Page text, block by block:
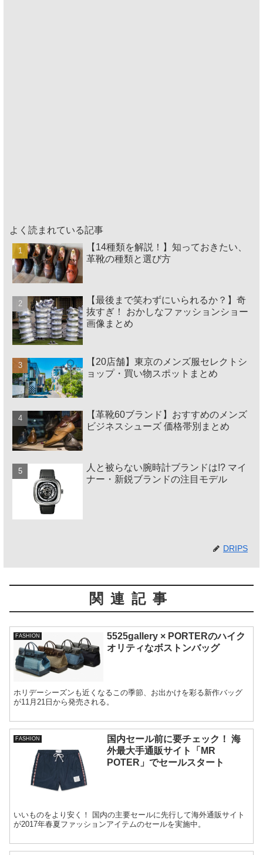
よく読まれている記事
【14種類を解説！】知っておきたい、
革靴の種類と選び方
【最後まで笑わずにいられるか？】奇
抜すぎ！ おかしなファッションショー
画像まとめ
【20店舗】東京のメンズ服セレクトシ
ョップ・買い物スポットまとめ
【革靴60ブランド】おすすめのメンズ
ビジネスシューズ 価格帯別まとめ
人と被らない腕時計ブランドは!? マイ
ナー・新鋭ブランドの注目モデル
DRIPS
関連記事
FASHION
5525gallery × PORTERのハイク
オリティなボストンバッグ
ホリデーシーズンも近くなるこの季節、お出かけを彩る新作バッグ
が11月21日から発売される。
FASHION
国内セール前に要チェック！ 海
外最大手通販サイト「MR
POTER」でセールスタート
いいものをより安く！ 国内の主要セールに先行して海外通販サイト
が2017年春夏ファッションアイテムのセールを実施中。